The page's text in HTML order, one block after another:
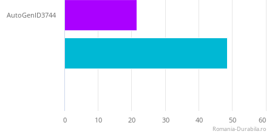
AutoGenID3744
0 10 20 30 40 50 60
Romania-Durabila.ro